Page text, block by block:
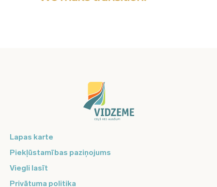
Lapas karte
Piekļūstamības paziņojums
Viegli lasīt
Privātuma politika